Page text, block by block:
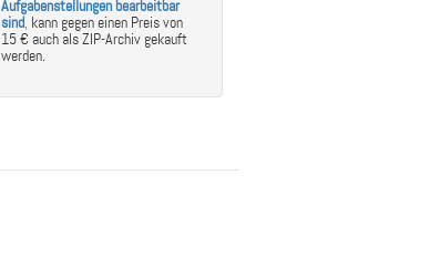
Aufgabenstellungen bearbeitbar
sind, kann gegen einen Preis von
15 € auch als ZIP-Archiv gekauft
werden.